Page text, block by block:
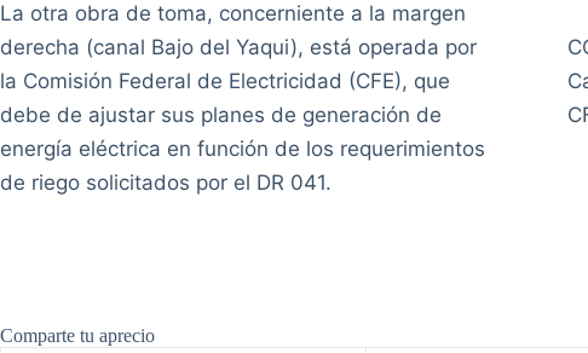
La otra obra de toma, concerniente a la margen
derecha (canal Bajo del Yaqui), está operada por
la Comisión Federal de Electricidad (CFE), que
debe de ajustar sus planes de generación de
energía eléctrica en función de los requerimientos
de riego solicitados por el DR 041.
Comparte tu aprecio